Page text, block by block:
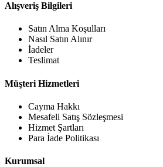
Alışveriş Bilgileri
Satın Alma Koşulları
Nasıl Satın Alınır
İadeler
Teslimat
Müşteri Hizmetleri
Cayma Hakkı
Mesafeli Satış Sözleşmesi
Hizmet Şartları
Para İade Politikası
Kurumsal